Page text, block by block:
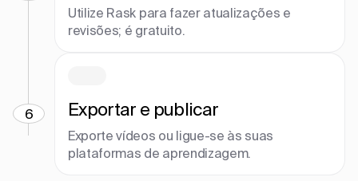
Utilize Rask para fazer atualizações e
revisões; é gratuito.
6 Exportar e publicar
Exporte vídeos ou ligue-se às suas
plataformas de aprendizagem.